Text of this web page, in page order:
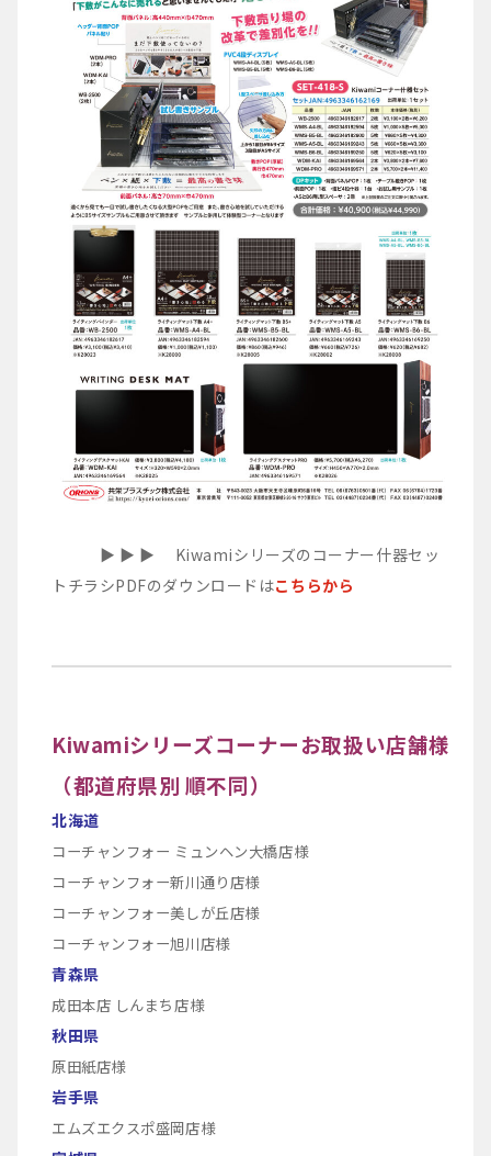
▶︎ ▶︎ ▶︎ Kiwamiシリーズのコーナー什器セッ
トチラシPDFのダウンロードはこちらから
Kiwamiシリーズコーナーお取扱い店舗様
（都道府県別 順不同）
北海道
コーチャンフォー ミュンヘン大橋店様
コーチャンフォー新川通り店様
コーチャンフォー美しが丘店様
コーチャンフォー旭川店様
青森県
成田本店 しんまち店様
秋田県
原田紙店様
岩手県
エムズエクスポ盛岡店様